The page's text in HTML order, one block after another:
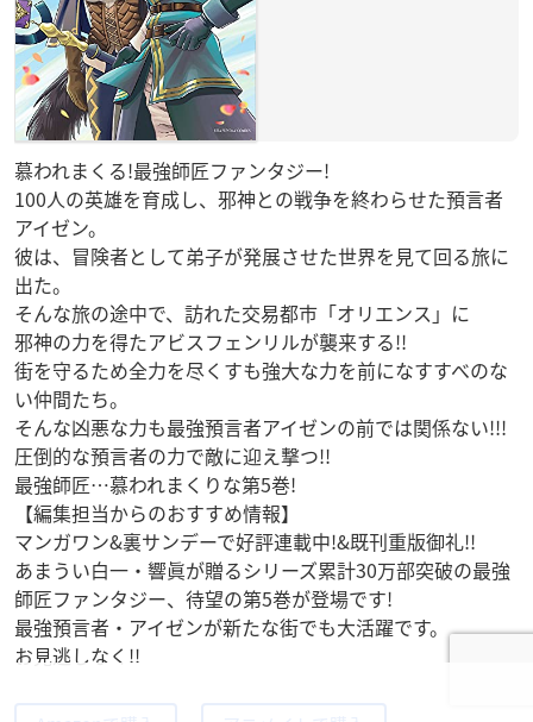
慕われまくる!最強師匠ファンタジー!
100人の英雄を育成し、邪神との戦争を終わらせた預言者
アイゼン。
彼は、冒険者として弟子が発展させた世界を見て回る旅に
出た。
そんな旅の途中で、訪れた交易都市「オリエンス」に
邪神の力を得たアビスフェンリルが襲来する!!
街を守るため全力を尽くすも強大な力を前になすすべのな
い仲間たち。
そんな凶悪な力も最強預言者アイゼンの前では関係ない!!!
圧倒的な預言者の力で敵に迎え撃つ!!
最強師匠…慕われまくりな第5巻!
【編集担当からのおすすめ情報】
マンガワン&裏サンデーで好評連載中!&既刊重版御礼!!
あまうい白一・響眞が贈るシリーズ累計30万部突破の最強
師匠ファンタジー、待望の第5巻が登場です!
最強預言者・アイゼンが新たな街でも大活躍です。
お見逃しなく!!